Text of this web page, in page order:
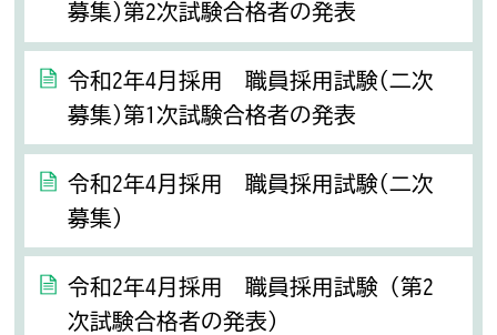
募集)第2次試験合格者の発表
令和2年4月採用 職員採用試験(二次
募集)第1次試験合格者の発表
令和2年4月採用 職員採用試験(二次
募集)
令和2年4月採用 職員採用試験（第2
次試験合格者の発表）